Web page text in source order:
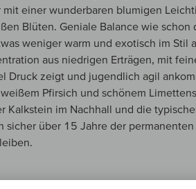
mit einer wunderbaren blumigen
Blüten. Geniale Balance wie
weniger warm und exotisch im Stil
aus niedrigen Erträgen, mit
Druck zeigt und jugendlich agil
Pfirsich und schönem
Kalkstein im Nachhall und die
sicher über 15 Jahre der